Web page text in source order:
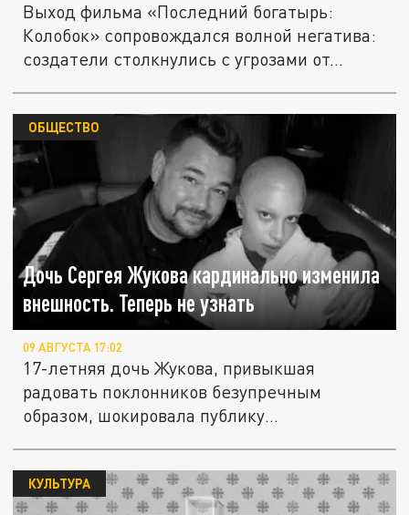
Выход фильма «Последний богатырь:
Колобок» сопровождался волной негатива:
создатели столкнулись с угрозами от...
Дочь Сергея Жукова кардинально изменила
внешность. Теперь не узнать
ОБЩЕСТВО
09 АВГУСТА 17:02
17-летняя дочь Жукова, привыкшая
радовать поклонников безупречным
образом, шокировала публику
КУЛЬТУРА